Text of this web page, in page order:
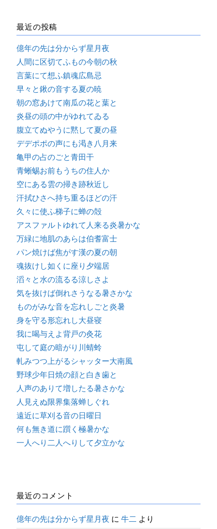
最近の投稿
億年の先は分からず星月夜
人間に区切てふもの今朝の秋
言葉にて想ふ鎮魂広島忌
早々と鍬の音する夏の暁
朝の窓あけて南瓜の花と葉と
炎昼の頭の中がゆれてゐる
腹立てぬやうに黙して夏の昼
デデポポの声にも渇き八月来
亀甲の占のごと青田干
青蜥蜴お前もうちの住人か
空にある雲の掃き跡秋近し
汗拭ひさへ持ち重るほどの汗
久々に使ふ梯子に蝉の殻
アスファルトゆれて人来る炎暑かな
万緑に地肌のあらは伯耆富士
パン焼けば焦がす漢の夏の朝
魂抜けし如くに座り夕端居
滔々と水の流るる涼しさよ
気を抜けば倒れさうなる暑さかな
ものがみな音を忘れしごと炎暑
身を守る形忘れし大昼寝
我に喝与えよ背戸の灸花
屯して庭の暗がり川蜻蛉
軋みつつ上がるシャッター大南風
野球少年日焼の顔と白き歯と
人声のありて増したる暑さかな
人見えぬ限界集落蝉しぐれ
遠近に草刈る音の日曜日
何も無き道に躓く極暑かな
一人へり二人へりして夕立かな
最近のコメント
億年の先は分からず星月夜 に牛二 より